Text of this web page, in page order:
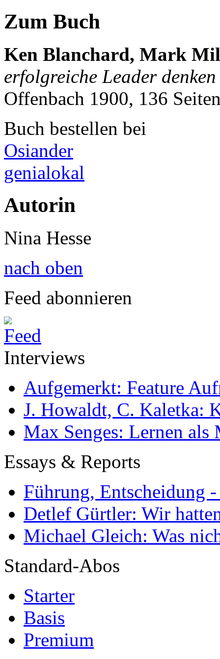
Zum Buch
Ken Blanchard, Mark
erfolgreiche Leader
Offenbach 1900, 136
Buch bestellen bei
Osiander
genialokal
Autorin
Nina Hesse
nach oben
Feed abonnieren
Interviews
Aufgemerkt: Feature
J. Howaldt, C. Kaletka:
Max Senges: Lernen als
Essays & Reports
Führung, Entscheidung
Detlef Gürtler: Wir
Michael Gleich: Was
Standard-Abos
Starter
Basis
Premium